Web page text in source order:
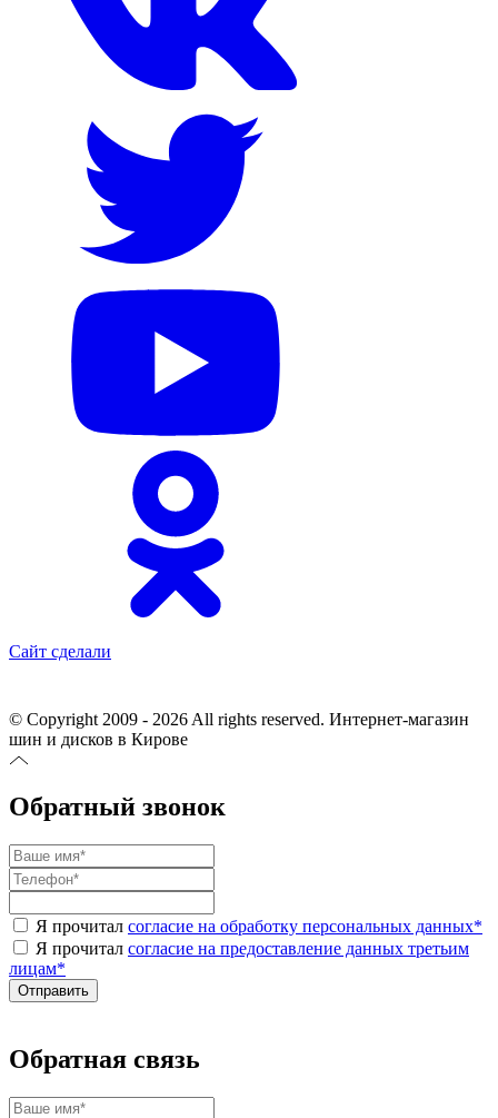
Сайт сделали
© Copyright 2009 - 2026 All rights reserved. Интернет-магазин
шин и дисков в Кирове
Обратный звонок
Я прочитал согласие на обработку персональных данных*
Я прочитал согласие на предоставление данных третьим
лицам*
Обратная связь